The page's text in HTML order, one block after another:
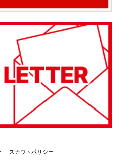
スカウトポリシー